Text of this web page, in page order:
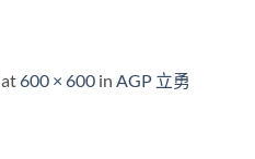
at600 × 600 in AGP 立勇